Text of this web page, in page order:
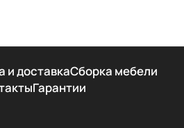
и доставкаСборка мебели
Гарантии